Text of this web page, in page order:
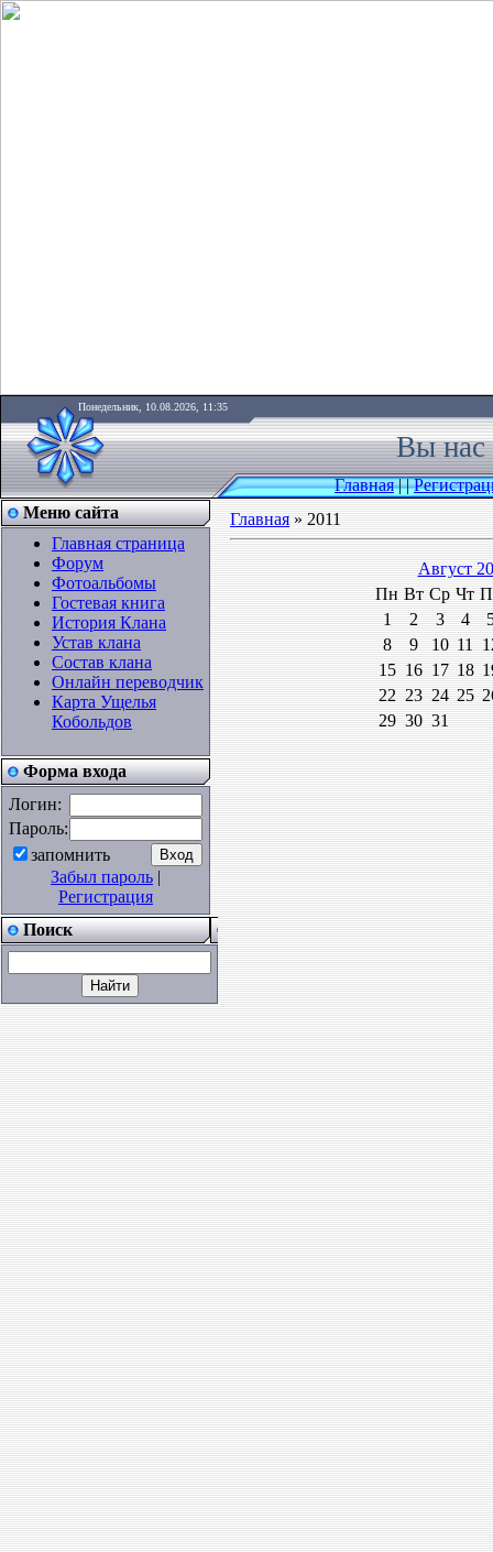
Понедельник, 10.08.2026, 11:35
Вы нас
Главная||
Меню сайта
Главная страница
Форум
Фотоальбомы
Гостевая книга
История Клана
Устав клана
Состав клана
Онлайн переводчик
Карта Ущелья
Кобольдов
Форма входа
Логин:
Пароль:
запомнить
Забыл пароль |
Регистрация
Поиск
Главная»2011
Август
Пн Вт Ср Чт
1
2 3 4
8
9 10 11
15 16 17 18
22 23 24 25
29 30 31